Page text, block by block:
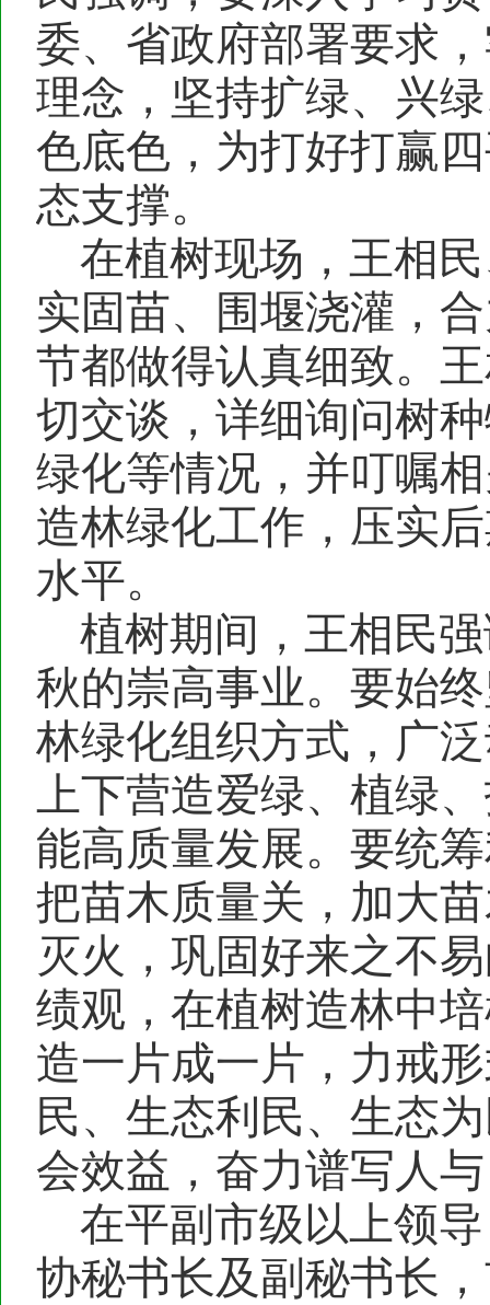
委、省政府部署要求
理念，坚持扩绿、兴
色底色，为打好打赢
态支撑。
在植树现场，王相
实固苗、围堰浇灌，
节都做得认真细致。
切交谈，详细询问树
绿化等情况，并叮嘱
造林绿化工作，压实
水平。
植树期间，王相民
秋的崇高事业。要始
林绿化组织方式，广
上下营造爱绿、植绿
能高质量发展。要统
把苗木质量关，加大
灭火，巩固好来之不
绩观，在植树造林中
造一片成一片，力戒
民、生态利民、生态
会效益，奋力谱写人
在平副市级以上领
协秘书长及副秘书长